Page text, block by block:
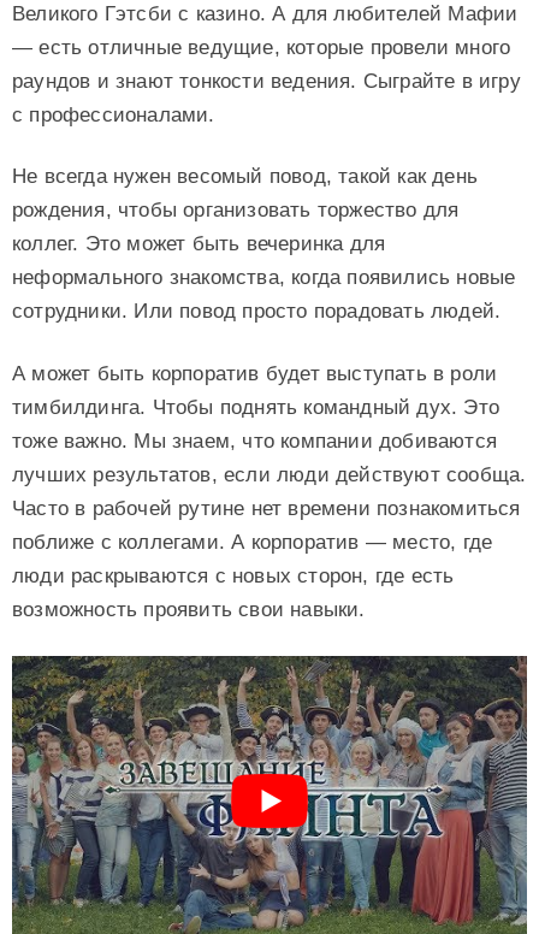
Великого Гэтсби с казино. А для любителей Мафии
— есть отличные ведущие, которые провели много
раундов и знают тонкости ведения. Сыграйте в игру
с профессионалами.
Не всегда нужен весомый повод, такой как день
рождения, чтобы организовать торжество для
коллег. Это может быть вечеринка для
неформального знакомства, когда появились новые
сотрудники. Или повод просто порадовать людей.
А может быть корпоратив будет выступать в роли
тимбилдинга. Чтобы поднять командный дух. Это
тоже важно. Мы знаем, что компании добиваются
лучших результатов, если люди действуют сообща.
Часто в рабочей рутине нет времени познакомиться
поближе с коллегами. А корпоратив — место, где
люди раскрываются с новых сторон, где есть
возможность проявить свои навыки.